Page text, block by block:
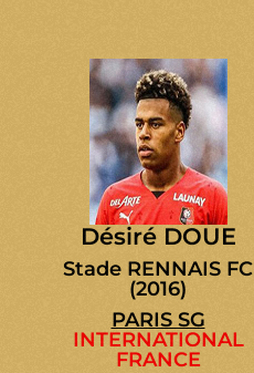
Désiré DOUE
Stade RENNAIS FC
(2016)
PARIS SG
INTERNATIONAL
FRANCE